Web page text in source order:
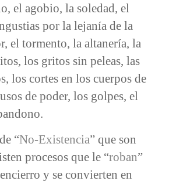
el agobio, la soledad, el
por la lejanía de la
el tormento, la altanería, la
los gritos sin peleas, las
los cortes en los cuerpos de
de poder, los golpes, el
“No-Existencia” que son
procesos que le “roban”
y se convierten en